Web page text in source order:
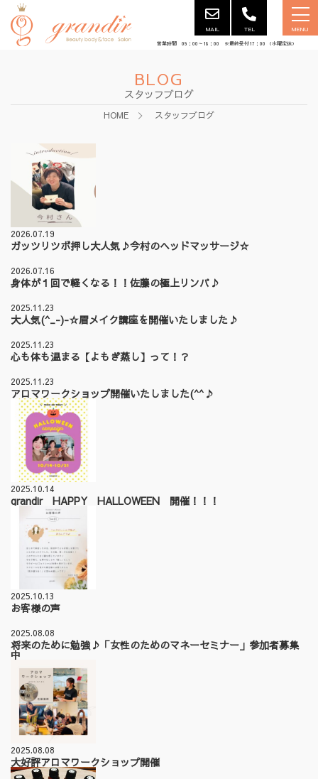
MAIL TEL MENU
営業時間 09：00～18：00 ※最終受付17：00 （水曜定休）
BLOG
スタッフブログ
HOME スタッフブログ
2026.07.19
ガッツリツボ押し大人気♪今村のヘッドマッサージ☆
2026.07.16
身体が１回で軽くなる！！佐藤の極上リンパ♪
2025.11.23
大人気(^_-)-☆眉メイク講座を開催いたしました♪
2025.11.23
心も体も温まる【よもぎ蒸し】って！？
2025.11.23
アロマワークショップ開催いたしました(^^♪
2025.10.14
grandir HAPPY HALLOWEEN 開催！！！
2025.10.13
お客様の声
2025.08.08
将来のために勉強♪「女性のためのマネーセミナー」参加者募集
中
2025.08.08
大好評アロマワークショップ開催